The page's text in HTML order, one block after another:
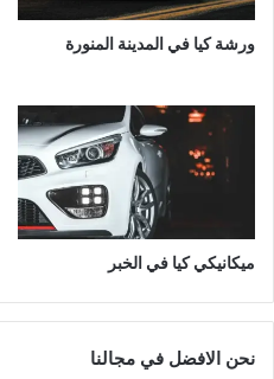
ق
ا
ورشة كيا في المدينة المنورة
ميكانيكي كيا في الخبر
نحن الافضل في مجالنا